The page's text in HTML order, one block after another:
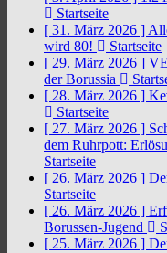
Startseite
[ 31. März 2026 ]
wird 80!
Startseite
[ 29. März 2026 ]
der Borussia
[ 28. März 2026 ]
Startseite
[ 27. März 2026 ]
dem Ruhrpott:
Startseite
[ 26. März 2026 ]
Startseite
[ 26. März 2026 ]
Borussen-Jugend
[ 25. März 2026 ]